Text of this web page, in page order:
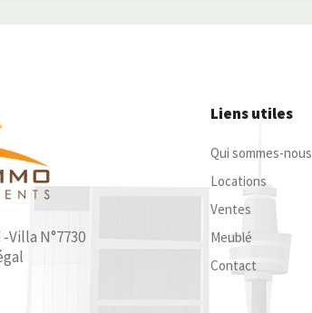
Villa N°7730
Liens utiles
Qui sommes-nous
Locations
Ventes
Meublé
Contact